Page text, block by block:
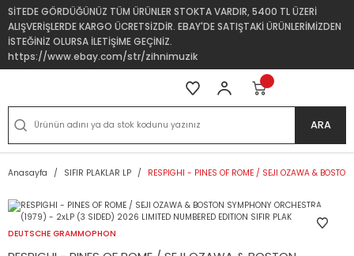
SİTEDE GÖRDÜĞÜNÜZ TÜM ÜRÜNLER STOKTA VARDIR, 5400 TL ÜZERİ
ALIŞVERİŞLERDE KARGO ÜCRETSİZDİR. EBAY'DE SATIŞTAKİ ÜRÜNLERİMİZDEN
İSTEĞİNİZ OLURSA İLETİŞİME GEÇİNİZ.
https://www.ebay.com/str/zihnimuzik
ARA
Anasayfa SIFIR PLAKLAR LP RESPIGHI - PINES OF ROME / SEJI OZAWA &
DEUTSCHE GRAMMOPHON